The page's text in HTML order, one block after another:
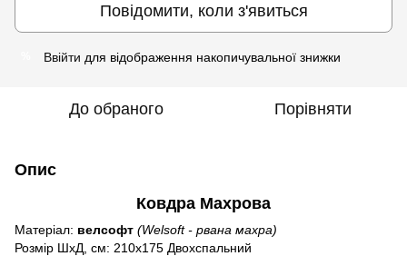
Повідомити, коли з'явиться
Ввійти для відображення накопичувальної знижки
До обраного Порівняти
Опис
Ковдра Махрова
Матеріал: велсофт (Welsoft - рвана махра)
Розмір ШxД, см: 210х175 Двохспальний